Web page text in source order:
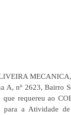
A, nº 2623, Bairro
que requereu ao
para a Atividade